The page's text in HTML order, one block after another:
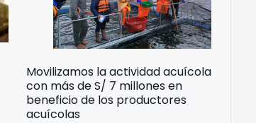
Movilizamos la actividad acuícola
con más de S/ 7 millones en
beneficio de los productores
acuícolas